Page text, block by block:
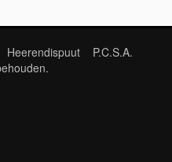
P.C.S.A.